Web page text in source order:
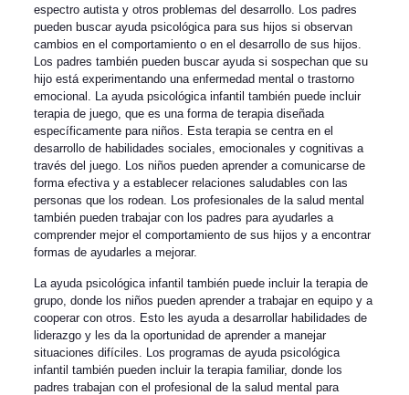
espectro autista y otros problemas del desarrollo. Los padres
pueden buscar ayuda psicológica para sus hijos si observan
cambios en el comportamiento o en el desarrollo de sus hijos.
Los padres también pueden buscar ayuda si sospechan que su
hijo está experimentando una enfermedad mental o trastorno
emocional. La ayuda psicológica infantil también puede incluir
terapia de juego, que es una forma de terapia diseñada
específicamente para niños. Esta terapia se centra en el
desarrollo de habilidades sociales, emocionales y cognitivas a
través del juego. Los niños pueden aprender a comunicarse de
forma efectiva y a establecer relaciones saludables con las
personas que los rodean. Los profesionales de la salud mental
también pueden trabajar con los padres para ayudarles a
comprender mejor el comportamiento de sus hijos y a encontrar
formas de ayudarles a mejorar.
La ayuda psicológica infantil también puede incluir la terapia de
grupo, donde los niños pueden aprender a trabajar en equipo y a
cooperar con otros. Esto les ayuda a desarrollar habilidades de
liderazgo y les da la oportunidad de aprender a manejar
situaciones difíciles. Los programas de ayuda psicológica
infantil también pueden incluir la terapia familiar, donde los
padres trabajan con el profesional de la salud mental para